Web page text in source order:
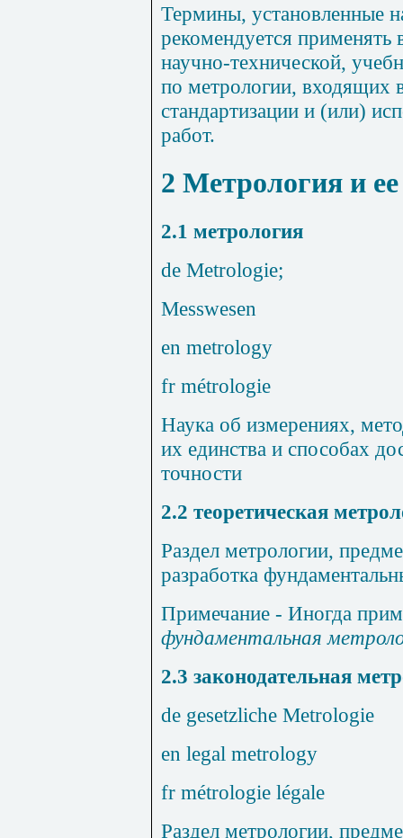
Термины, установленные
рекомендуется применять
научно-технической,
по метрологии, входящих
стандартизации и (или)
работ.
2 Метрология и
2.1 метрология
de Metrologie;
Messwesen
en metrology
fr métrologie
Наука об измерениях,
их единства и способах
точности
2.2 теоретическая
Раздел метрологии,
разработка
Примечание - Иногда
фундаментальная
2.3 законодательная
de gesetzliche Metrologie
en legal metrology
fr métrologie légale
Раздел метрологии,